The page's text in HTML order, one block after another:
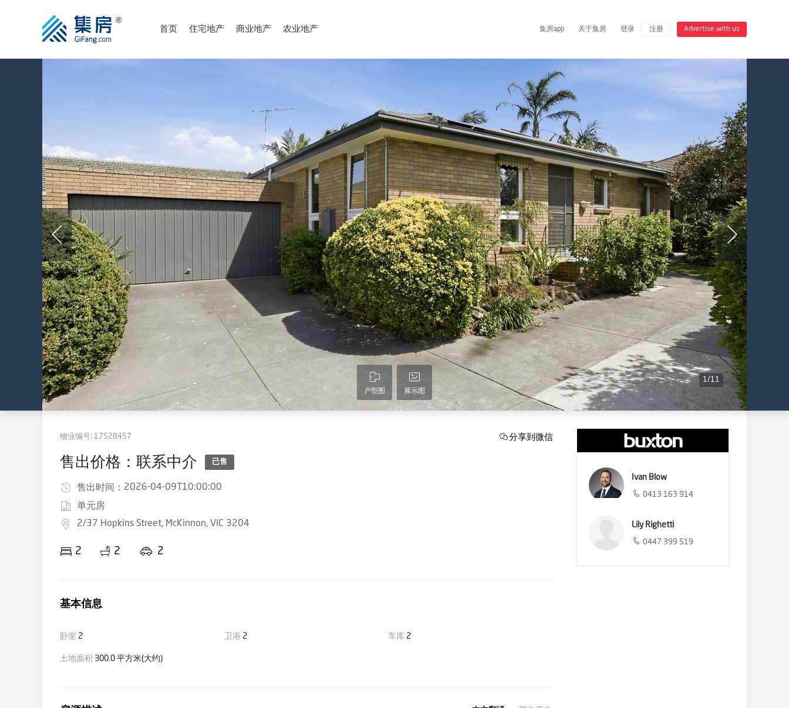
首页 住宅地产 商业地产 农业地产 集房app 关于集房 登录 注册 Advertise with us
户型图 展示图
1/11
物业编号: 17528457
售出价格：联系中介 已售
售出时间： 2026-04-09T10:00:00
单元房
2/37 Hopkins Street, McKinnon, VIC 3204
2 2 2
分享到微信
基本信息
卧室 2 卫浴 2 车库 2
土地面积 300.0 平方米(大约)
Ivan Blow
0413 163 914
Lily Righetti
0447 399 519